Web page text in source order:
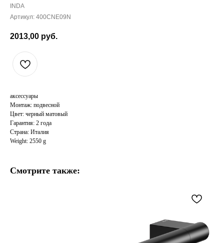
INDA
Артикул: 400CNE09N
2013,00 руб.
аксессуары
Монтаж: подвесной
Цвет: черный матовый
Гарантия: 2 года
Страна: Италия
Weight: 2550 g
Смотрите также: